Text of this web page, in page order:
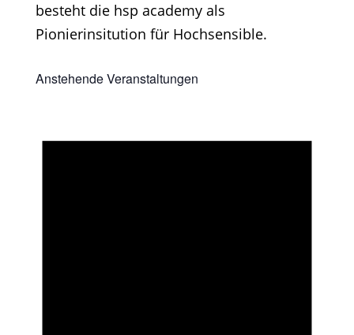
besteht die hsp academy als
Pionierinsitution für Hochsensible.
Anstehende Veranstaltungen